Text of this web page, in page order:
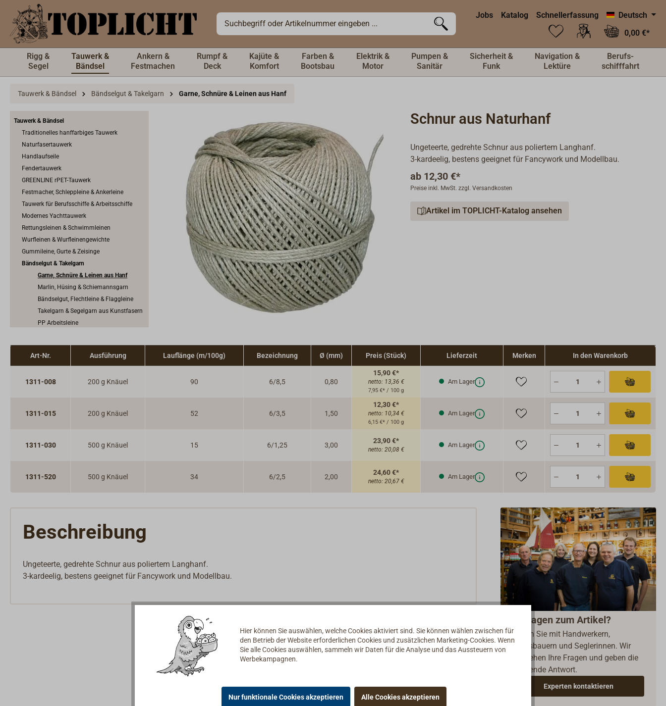
springen Jobs Katalog Schnellerfassung
Deutsch
0,00 €*
Rigg &
Segel
Tauwerk &
Bändsel
Ankern &
Festmachen
Rumpf &
Deck
Kajüte &
Komfort
Farben &
Bootsbau
Elektrik &
Motor
Pumpen &
Sanitär
Sicherheit &
Funk
Navigation &
Lektüre
Berufs-
schifffahrt
Tauwerk & Bändsel Bändselgut & Takelgarn Garne, Schnüre & Leinen aus Hanf
Tauwerk & Bändsel
Traditionelles hanffarbiges Tauwerk
Naturfasertauwerk
Handlaufseile
Fendertauwerk
GREENLINE rPET-Tauwerk
Festmacher, Schleppleine & Ankerleine
Tauwerk für Berufsschiffe & Arbeitsschiffe
Modernes Yachttauwerk
Rettungsleinen & Schwimmleinen
Wurfleinen & Wurfleinengewichte
Gummileine, Gurte & Zeisinge
Bändselgut & Takelgarn
Garne, Schnüre & Leinen aus Hanf
Marlin, Hüsing & Schiemannsgarn
Bändselgut, Flechtleine & Flaggleine
Takelgarn & Segelgarn aus Kunstfasern
PP Arbeitsleine
Zubehör für Tauwerk
Schnur aus Naturhanf
Ungeteerte, gedrehte Schnur aus poliertem Langhanf.
3-kardeelig, bestens geeignet für Fancywork und Modellbau.
ab 12,30 €*
Preise inkl. MwSt. zzgl. Versandkosten
Artikel im TOPLICHT-Katalog ansehen
Art-Nr. Ausführung Lauflänge (m/100g) Bezeichnung Ø (mm) Preis (Stück) Lieferzeit Merken In den Warenkorb
1311-008 200 g Knäuel 90 6/8,5 0,80
15,90 €*
netto: 13,36 €
7,95 €* / 100 g
Am Lager
1311-015 200 g Knäuel 52 6/3,5 1,50
12,30 €*
netto: 10,34 €
6,15 €* / 100 g
Am Lager
1311-030 500 g Knäuel 15 6/1,25 3,00
23,90 €*
netto: 20,08 €
Am Lager
1311-520 500 g Knäuel 34 6/2,5 2,00
24,60 €*
netto: 20,67 €
Am Lager
Beschreibung
Ungeteerte, gedrehte Schnur aus poliertem Langhanf.
3-kardeelig, bestens geeignet für Fancywork und Modellbau.
Fragen zum Artikel?
Reden Sie mit Handwerkern,
Bootsbauern und Seglerinnen. Wir
verstehen Ihre Fragen und geben die
passende Antwort.
Experten kontaktieren
Hier können Sie auswählen, welche Cookies aktiviert sind. Sie können wählen zwischen für
den Betrieb der Website erforderlichen Cookies und zusätzlichen Marketing-Cookies. Wenn
Sie alle Cookies auswählen, sammeln wir Daten für die Analyse und das Aussteuern von
Werbekampagnen.
Nur funktionale Cookies akzeptieren Alle Cookies akzeptieren